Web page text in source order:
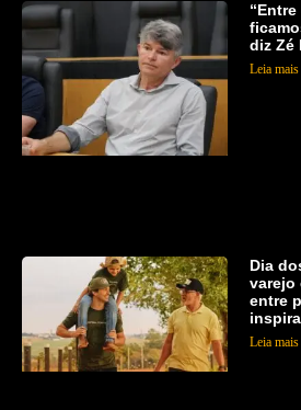
diz Zé
Leia mais
Dia
varejo
entre
Leia mais